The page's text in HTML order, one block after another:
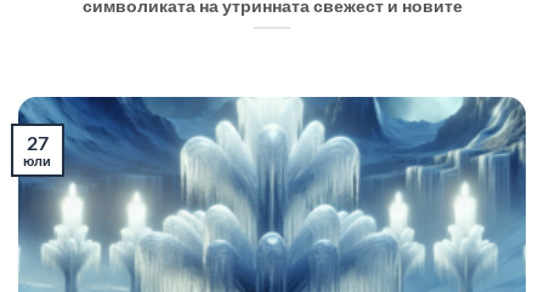
символиката на утринната свежест и новите
27
юли